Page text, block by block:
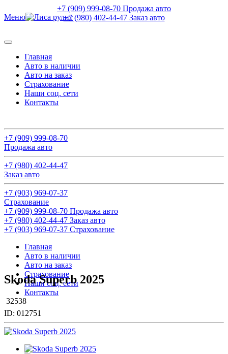
+7 (909) 999-08-70 Продажа авто
+7 (980) 402-44-47 Заказ авто
Меню
Главная
Авто в наличии
Авто на заказ
Страхование
Наши соц. сети
Контакты
+7 (909) 999-08-70
Продажа авто
+7 (980) 402-44-47
Заказ авто
+7 (903) 969-07-37
Страхование
+7 (909) 999-08-70 Продажа авто
+7 (980) 402-44-47 Заказ авто
+7 (903) 969-07-37 Страхование
Главная
Авто в наличии
Авто на заказ
Страхование
Наши соц. сети
Контакты
Skoda Superb 2025
32538
ID: 012751